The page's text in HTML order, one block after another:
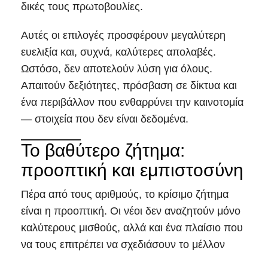
δικές τους πρωτοβουλίες.
Αυτές οι επιλογές προσφέρουν μεγαλύτερη
ευελιξία και, συχνά, καλύτερες απολαβές.
Ωστόσο, δεν αποτελούν λύση για όλους.
Απαιτούν δεξιότητες, πρόσβαση σε δίκτυα και
ένα περιβάλλον που ενθαρρύνει την καινοτομία
— στοιχεία που δεν είναι δεδομένα.
Το βαθύτερο ζήτημα:
προοπτική και εμπιστοσύνη
Πέρα από τους αριθμούς, το κρίσιμο ζήτημα
είναι η προοπτική. Οι νέοι δεν αναζητούν μόνο
καλύτερους μισθούς, αλλά και ένα πλαίσιο που
να τους επιτρέπει να σχεδιάσουν το μέλλον